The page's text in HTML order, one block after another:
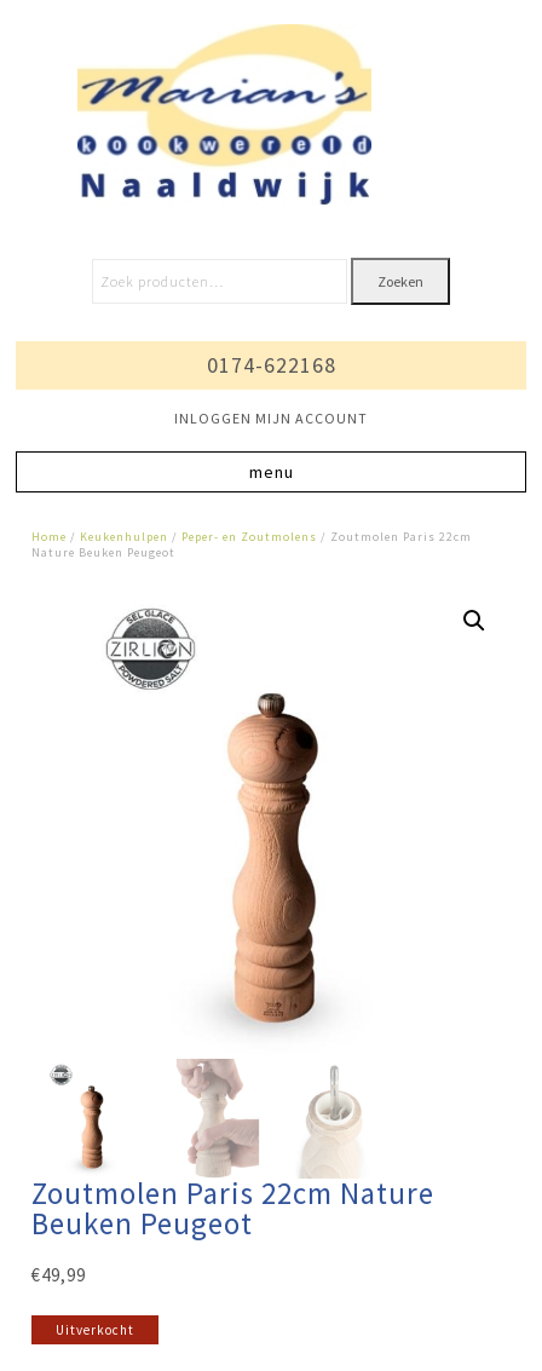
Zoeken
0174-622168
INLOGGEN MIJN ACCOUNT
Home / Keukenhulpen / Peper- en Zoutmolens / Zoutmolen Paris 22cm
Nature Beuken Peugeot
Zoutmolen Paris 22cm Nature
Beuken Peugeot
€49,99
Uitverkocht